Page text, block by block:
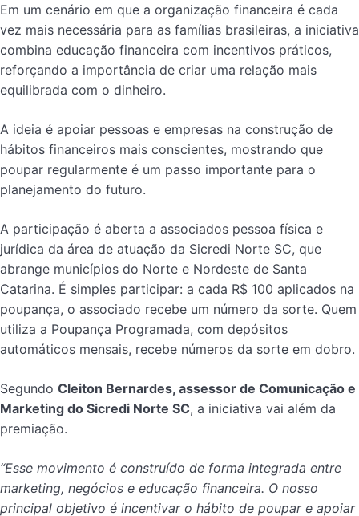
Em um cenário em que a organização financeira é cada
vez mais necessária para as famílias brasileiras, a iniciativa
combina educação financeira com incentivos práticos,
reforçando a importância de criar uma relação mais
equilibrada com o dinheiro.
A ideia é apoiar pessoas e empresas na construção de
hábitos financeiros mais conscientes, mostrando que
poupar regularmente é um passo importante para o
planejamento do futuro.
A participação é aberta a associados pessoa física e
jurídica da área de atuação da Sicredi Norte SC, que
abrange municípios do Norte e Nordeste de Santa
Catarina. É simples participar: a cada R$ 100 aplicados na
poupança, o associado recebe um número da sorte. Quem
utiliza a Poupança Programada, com depósitos
automáticos mensais, recebe números da sorte em dobro.
Segundo Cleiton Bernardes, assessor de Comunicação e
Marketing do Sicredi Norte SC, a iniciativa vai além da
premiação.
“Esse movimento é construído de forma integrada entre
marketing, negócios e educação financeira. O nosso
principal objetivo é incentivar o hábito de poupar e apoiar